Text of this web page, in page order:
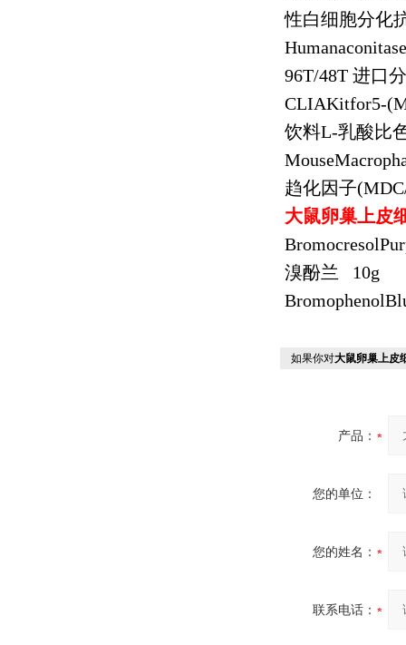
性白细胞分化
96T/48T 进口
CLIAKitfor5-
饮料L-乳酸比
趋化因子
大鼠卵巢上皮
溴酚兰
10g
如果你对大鼠卵巢上皮
产品：
您的单位：
您的姓名：
联系电话：